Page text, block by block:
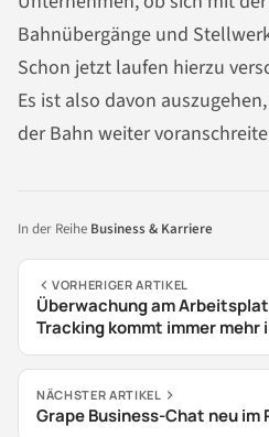
Bahnübergänge und
Schon jetzt laufen hierzu
Es ist also davon
der Bahn weiter
In der Reihe Business & Karriere
VORHERIGER ARTIKEL
Überwachung am
Tracking kommt immer mehr
NÄCHSTER ARTIKEL
Grape Business-Chat neu